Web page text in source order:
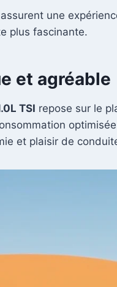
une
plus fascinante.
et agréable
TSI repose sur le
et plaisir de